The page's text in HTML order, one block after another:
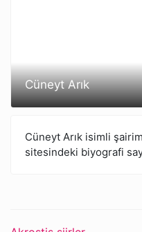
Cüneyt Arık
Cüneyt Arık isimli
sitesindeki biyografi